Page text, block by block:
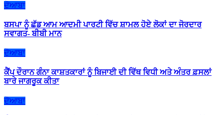
ਦੋਆਬਾ
ਬਸਪਾ ਨੂੰ ਛੱਡ ਆਮ ਆਦਮੀ ਪਾਰਟੀ ਵਿੱਚ ਸ਼ਾਮਲ ਹੋਏ ਲੋਕਾਂ ਦਾ ਜੋਰਦਾਰ
ਸਵਾਗਤ- ਬੀਬੀ ਮਾਨ
ਦੋਆਬਾ
ਕੈਂਪ ਦੌਰਾਨ ਗੰਨਾ ਕਾਸ਼ਤਕਾਰਾਂ ਨੂੰ ਬਿਜਾਈ ਦੀ ਵਿੱਥ ਵਿਧੀ ਅਤੇ ਅੰਤਰ ਫ਼ਸਲਾਂ
ਬਾਰੇ ਜਾਗਰੂਕ ਕੀਤਾ
ਦੋਆਬਾ